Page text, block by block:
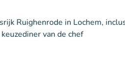
Ruighenrode in Lochem,
van de chef